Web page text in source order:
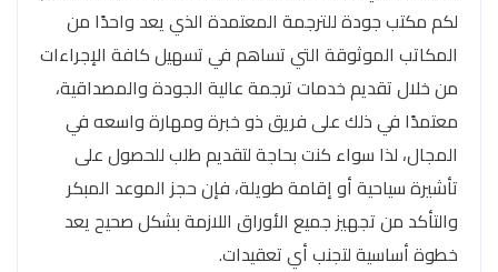
لكم مكتب جودة للترجمة المعتمدة الذي يعد واحدًا من
المكاتب الموثوقة التي تساهم في تسهيل كافة الإجراءات
من خلال تقديم خدمات ترجمة عالية الجودة والمصداقية،
معتمدًا في ذلك على فريق ذو خبرة ومهارة واسعه في
المجال، لذا سواء كنت بحاجة لتقديم طلب للحصول على
تأشيرة سياحية أو إقامة طويلة، فإن حجز الموعد المبكر
والتأكد من تجهيز جميع الأوراق اللازمة بشكل صحيح يعد
خطوة أساسية لتجنب أي تعقيدات.